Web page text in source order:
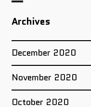
Archives
December 2020
November 2020
October 2020